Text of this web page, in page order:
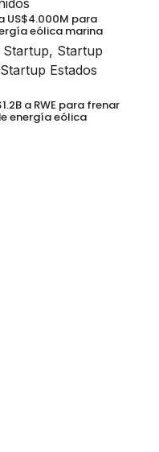
US$4.000M para
eólica marina
Startup, Startup
Startup Estados
a RWE para frenar
energía eólica